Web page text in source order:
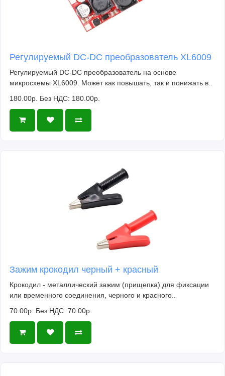
Регулируемый DC-DC преобразователь XL6009
Регулируемый DC-DC преобразователь на основе
микросхемы XL6009. Может как повышать, так и понижать в..
180.00р. Без НДС: 180.00р.
Зажим крокодил черный + красный
Крокодил - металлический зажим (прищепка) для фиксации
или временного соединения, черного и красного..
70.00р. Без НДС: 70.00р.